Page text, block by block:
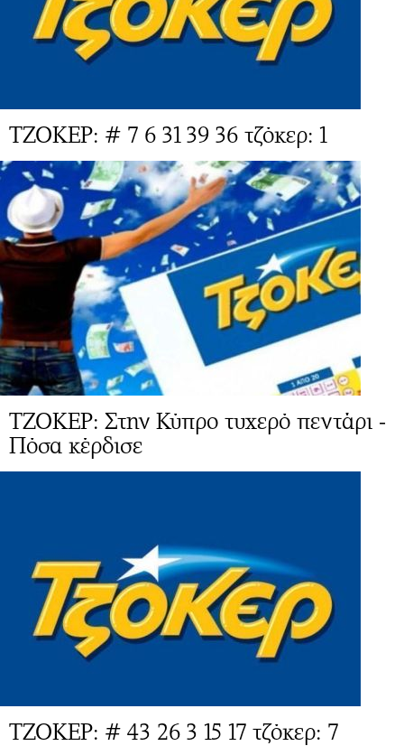
ΤΖΟΚΕΡ: # 7 6 31 39 36 τζόκερ: 1
ΤΖΟΚΕΡ: Στην Κύπρο τυχερό πεντάρι -
Πόσα κέρδισε
ΤΖΟΚΕΡ: # 43 26 3 15 17 τζόκερ: 7